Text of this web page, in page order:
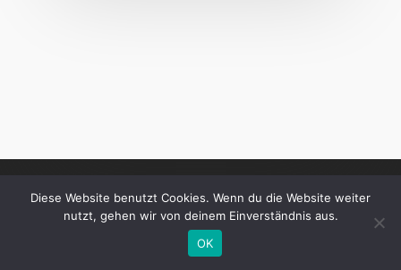
Diese Website benutzt Cookies. Wenn du die Website weiter
nutzt, gehen wir von deinem Einverständnis aus.
OK